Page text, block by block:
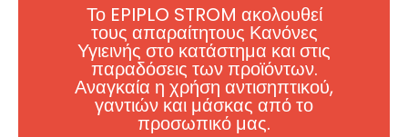
Το EPIPLO STROM ακολουθεί
τους απαραίτητους Κανόνες
Υγιεινής στο κατάστημα και στις
παραδόσεις των προϊόντων.
Αναγκαία η χρήση αντισηπτικού,
γαντιών και μάσκας από το
προσωπικό μας.